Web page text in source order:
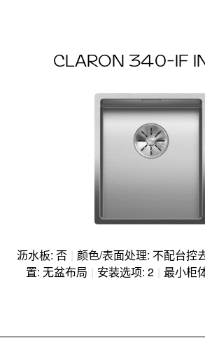
CLARON 340-IF
沥水板: 否 | 颜色/表面处理: 不配台控
置: 无盆布局 | 安装选项: 2 | 最小柜